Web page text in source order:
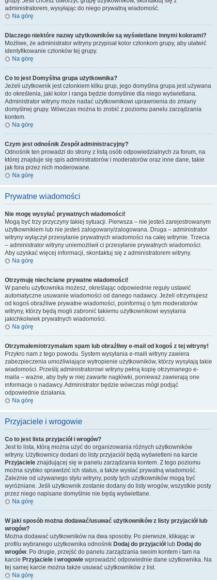
administratorem, wysyłając do niego prywatną wiadomość.
Na górę
Dlaczego niektóre nazwy użytkowników są wyświetlane innymi kolorami?
Możliwe, że administrator witryny przypisał kolor członkom grupy, aby ułatwić
identyfikowanie członków tej grupy.
Na górę
Co to jest Domyślna grupa użytkownika?
Jeżeli użytkownik jest członkiem kilku grup, jego domyślna grupa jest używana
do określenia, jaki kolor i ranga będzie domyślnie dla niego wyświetlana.
Administrator witryny może nadać użytkownikowi uprawnienia do zmiany
domyślnej grupy. Wówczas można to zrobić z poziomu panelu zarządzania
kontem.
Na górę
Czym jest odnośnik Zespół administracyjny?
Odnośnik ten prowadzi do strony z listą osób odpowiedzialnych za forum, na
której znajduje się spis administratorów i moderatorów oraz inne dane, takie
jak fora przez nich moderowane.
Na górę
Prywatne wiadomości
Nie mogę wysyłać prywatnych wiadomości!
Mogą być trzy przyczyny takiej sytuacji. Pierwsza – nie jesteś zarejestrowanym
użytkownikiem lub nie jesteś zalogowany/zalogowana. Druga – administrator
witryny wyłączył przesyłanie prywatnych wiadomości na całej witrynie. Trzecia
– administrator witryny uniemożliwił ci przesyłanie prywatnych wiadomości.
Aby uzyskać więcej informacji, skontaktuj się z administratorem witryny.
Na górę
Otrzymuję niechciane prywatne wiadomości!
W panelu użytkownika możesz, określając odpowiednie reguły ustawić
automatyczne usuwanie wiadomości od danego nadawcy. Jeżeli otrzymujesz
od kogoś obraźliwe prywatne wiadomości, poinformuj o tym moderatorów
witryny, którzy będą mogli zabronić takiemu użytkownikowi wysyłania
jakichkolwiek prywatnych wiadomości.
Na górę
Otrzymałem/otrzymałam spam lub obraźliwy e-mail od kogoś z tej witryny!
Przykro nam z tego powodu. System wysyłania e-maili witryny zawiera
zabezpieczenia umożliwiające wytropienie użytkowników, którzy wysyłają takie
wiadomości. Prześlij administratorowi witryny pełną kopię otrzymanego e-
maila – ważne, aby były w niej zawarte nagłówki, ponieważ zawierają one
informacje o nadawcy. Administrator będzie wówczas mógł podjąć
odpowiednie działania.
Na górę
Przyjaciele i wrogowie
Co to jest lista przyjaciół i wrogów?
Jest to lista, którą można użyć do organizowania różnych użytkowników
witryny. Użytkownicy dodani do listy przyjaciół będą wyświetleni na karcie
Przyjaciele znajdującej się w panelu zarządzania kontem. Z tego poziomu
można szybko sprawdzić ich status, a także wysłać prywatną wiadomość.
Zależnie od używanego stylu witryny, posty tych użytkowników mogą być
wyróżniane. Jeśli użytkownik zostanie dodany do listy wrogów, wszystkie posty
przez niego napisane domyślnie nie będą wyświetlane.
Na górę
W jaki sposób można dodawać/usuwać użytkowników z listy przyjaciół lub
wrogów?
Można dodawać użytkowników na dwa sposoby. Po pierwsze, klikając w
profilu wybranego użytkownika odnośnik Dodaj do przyjaciółlub Dodaj do
wrogów. Po drugie, przejść do panelu zarządzania swoim kontem i tam na
karcie Przyjaciele i wrogowie wprowadzić odpowiednie dane użytkownika. Na
tej samej karcie można także usuwać użytkowników z list.
Na górę